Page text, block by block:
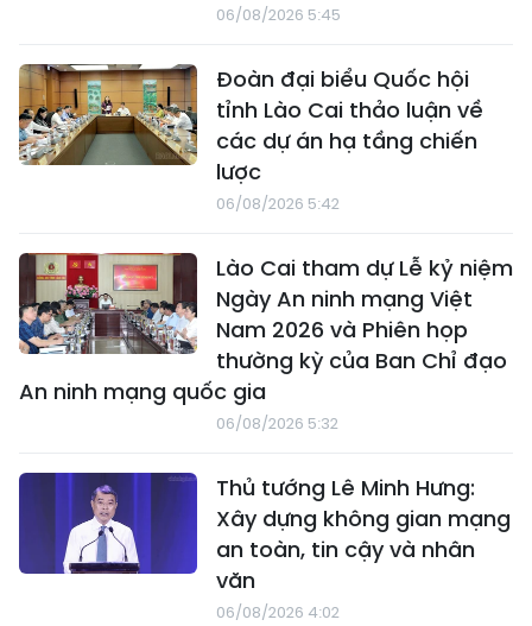
06/08/2026 5:45
Đoàn đại biểu Quốc hội
tỉnh Lào Cai thảo luận về
các dự án hạ tầng chiến
lược
06/08/2026 5:42
Lào Cai tham dự Lễ kỷ niệm
Ngày An ninh mạng Việt
Nam 2026 và Phiên họp
thường kỳ của Ban Chỉ đạo
An ninh mạng quốc gia
06/08/2026 5:32
Thủ tướng Lê Minh Hưng:
Xây dựng không gian mạng
an toàn, tin cậy và nhân
văn
06/08/2026 4:02